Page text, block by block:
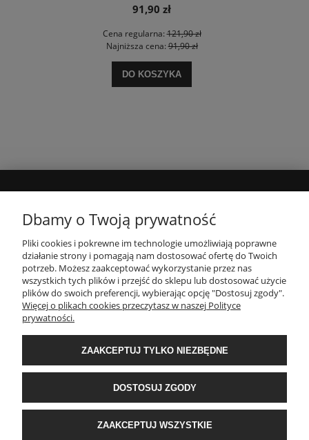
91,90 zł
Cena regularna:121,90 zł
Najniższa cena:91,90 zł
DO KOSZYKA
INFORMACJE
PŁATNOŚCI I DOSTAWA
O NAS
POPULARNE KATEGORIE
Krakowska 201, 34-124 Klecza Dolna, woj. małopolskie | e-mail:
Dbamy o Twoją prywatność
Pliki cookies i pokrewne im technologie umożliwiają poprawne
działanie strony i pomagają nam dostosować ofertę do Twoich
potrzeb. Możesz zaakceptować wykorzystanie przez nas
wszystkich tych plików i przejść do sklepu lub dostosować użycie
plików do swoich preferencji, wybierając opcję "Dostosuj zgody".
Więcej o plikach cookies przeczytasz w naszej Polityce
prywatności.
ZAAKCEPTUJ TYLKO NIEZBĘDNE
DOSTOSUJ ZGODY
ZAAKCEPTUJ WSZYSTKIE